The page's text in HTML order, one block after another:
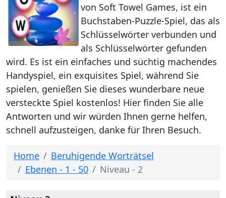
von Soft Towel Games, ist ein
Buchstaben-Puzzle-Spiel, das als
Schlüsselwörter verbunden und
als Schlüsselwörter gefunden
wird. Es ist ein einfaches und süchtig machendes
Handyspiel, ein exquisites Spiel, während Sie
spielen, genießen Sie dieses wunderbare neue
versteckte Spiel kostenlos! Hier finden Sie alle
Antworten und wir würden Ihnen gerne helfen,
schnell aufzusteigen, danke für Ihren Besuch.
Home
Beruhigende Worträtsel
Ebenen - 1 - 50
Niveau - 2